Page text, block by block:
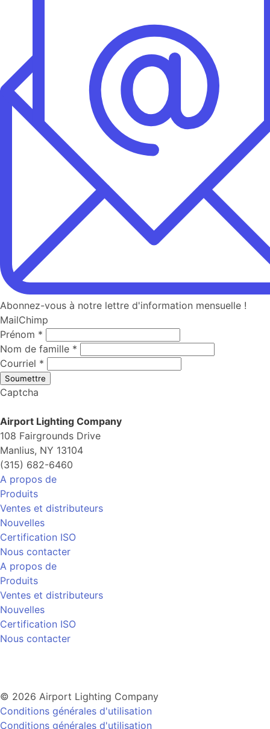
Abonnez-vous à notre lettre d'information mensuelle !
MailChimp
Prénom *
Nom de famille *
Courriel *
Soumettre
Captcha
Airport Lighting Company
108 Fairgrounds Drive
Manlius, NY 13104
(315) 682-6460
A propos de
Produits
Ventes et distributeurs
Nouvelles
Certification ISO
Nous contacter
A propos de
Produits
Ventes et distributeurs
Nouvelles
Certification ISO
Nous contacter
© 2026 Airport Lighting Company
Conditions générales d'utilisation
Conditions générales d'utilisation